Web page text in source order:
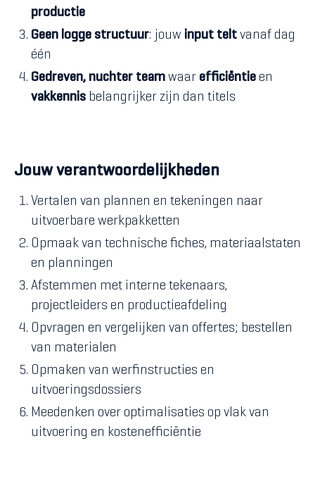
productie
Geen logge structuur: jouw input telt vanaf dag
één
Gedreven, nuchter team waar efficiëntie en
vakkennis belangrijker zijn dan titels
Jouw verantwoordelijkheden
Vertalen van plannen en tekeningen naar
uitvoerbare werkpakketten
Opmaak van technische fiches, materiaalstaten
en planningen
Afstemmen met interne tekenaars,
projectleiders en productieafdeling
Opvragen en vergelijken van offertes; bestellen
van materialen
Opmaken van werfinstructies en
uitvoeringsdossiers
Meedenken over optimalisaties op vlak van
uitvoering en kostenefficiëntie